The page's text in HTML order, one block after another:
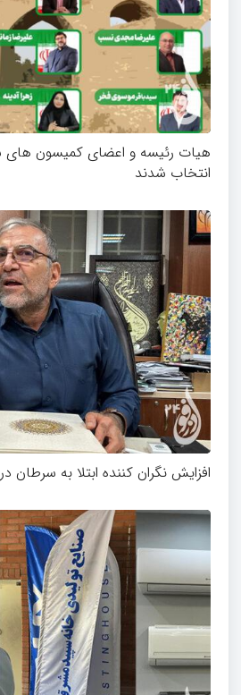
هیات رئیسه و اعضای کمیسون های
انتخاب شدند
افزایش نگران کننده ابتلا به سرطان